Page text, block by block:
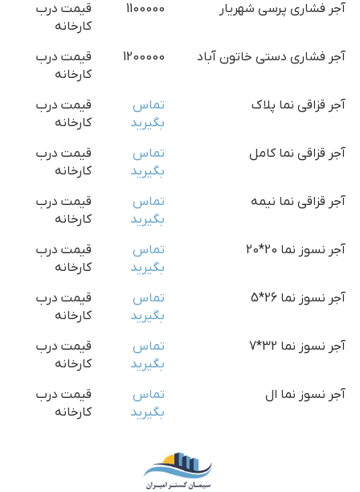
آجر فشاری پرسی شهریار
1100000
قیمت درب
کارخانه
آجر فشاری دستی خاتون آباد
1200000
قیمت درب
کارخانه
آجر قزاقی نما پلاک
تماس
بگیرید
قیمت درب
کارخانه
آجر قزاقی نما کامل
تماس
بگیرید
قیمت درب
کارخانه
آجر قزاقی نما نیمه
تماس
بگیرید
قیمت درب
کارخانه
آجر نسوز نما 20*20
تماس
بگیرید
قیمت درب
کارخانه
آجر نسوز نما 26*5
تماس
بگیرید
قیمت درب
کارخانه
آجر نسوز نما 32*7
تماس
بگیرید
قیمت درب
کارخانه
آجر نسوز نما ال
تماس
بگیرید
قیمت درب
کارخانه